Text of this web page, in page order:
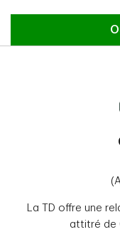
La TD offre une
attitré de